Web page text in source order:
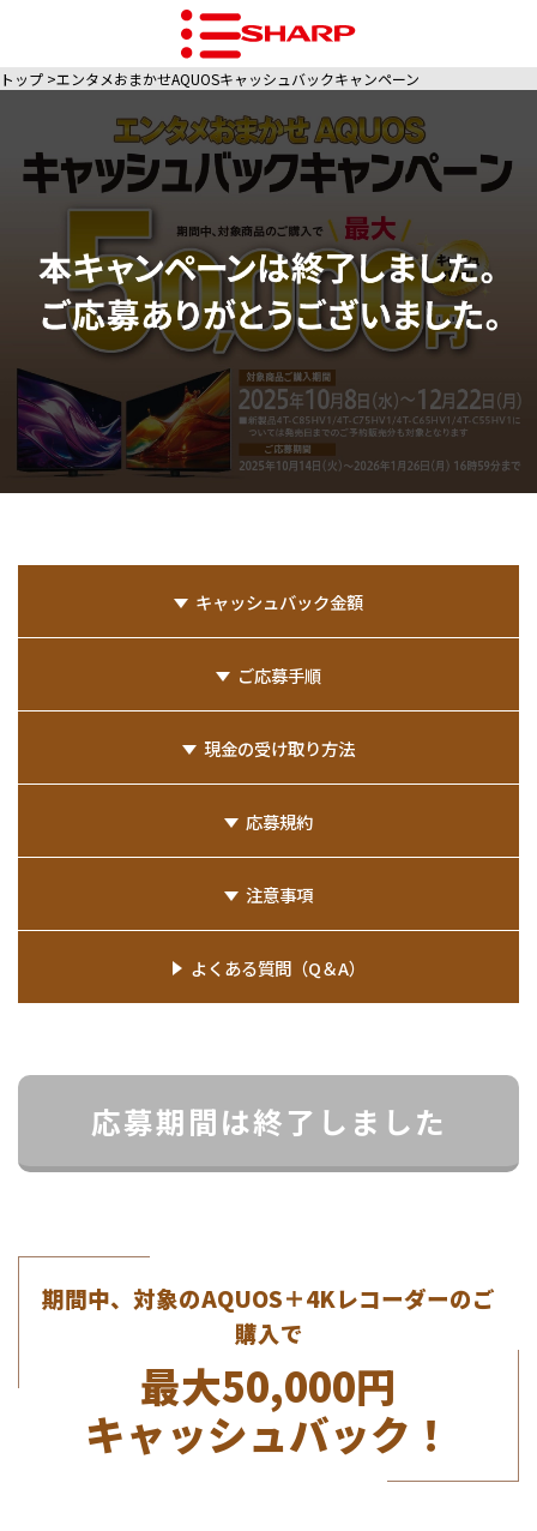
トップ エンタメおまかせAQUOSキャッシュバックキャンペーン
キャッシュバック金額
ご応募手順
現金の受け取り方法
応募規約
注意事項
よくある質問（Q＆A）
応募期間は終了しました
期間中、対象のAQUOS＋4Kレコーダーのご
購入で
最大50,000円
キャッシュバック！